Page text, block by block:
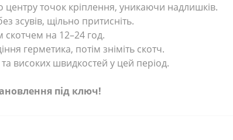
центру точок кріплення, уникаючи надлишків.
зсувів, щільно притисніть.
скотчем на 12–24 год.
герметика, потім зніміть скотч.
високих швидкостей у цей період.
під ключ!